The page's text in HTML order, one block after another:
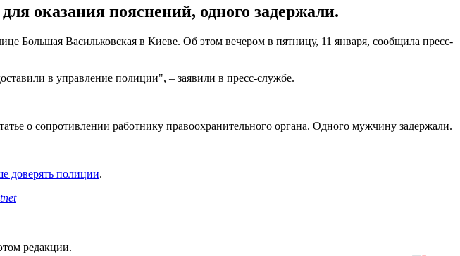
оказания пояснений, одного задержали.
Большая Васильковская в Киеве. Об этом вечером в пятницу, 11 января, сообщила пресс-
в управление полиции", – заявили в пресс-службе.
о сопротивлении работнику правоохранительного органа. Одного мужчину задержали.
доверять полиции.
редакции.